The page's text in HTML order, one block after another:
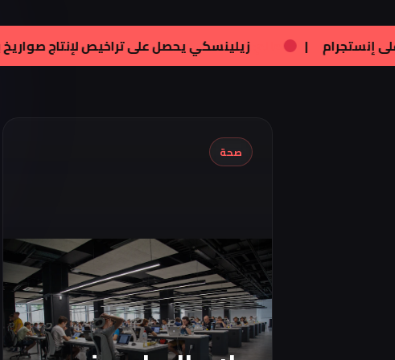
فنون:تامر هجرس يشارك بصورته الجديدة على إنستجرام| عالم:
صحة